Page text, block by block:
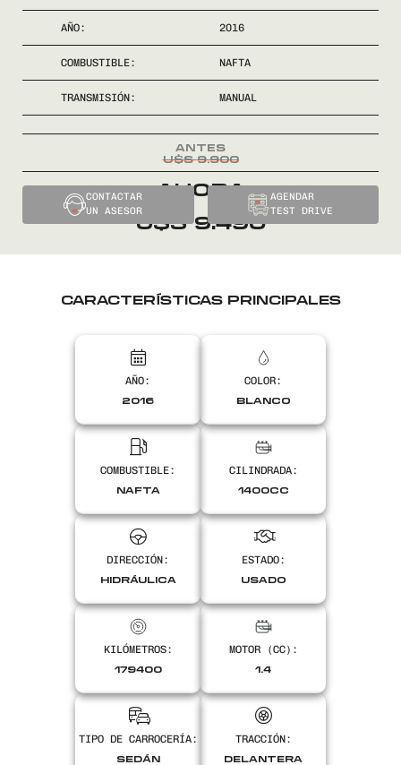
VENDÉ
FINANCIÁ
CONTACTO
AÑO: 2016
COMBUSTIBLE: NAFTA
TRANSMISIÓN: MANUAL
U$S9.900
El
precio
original
9.900.
U$S9.490El
precio
U$S
9.490.
CONTACTAR
UN ASESOR
AGENDAR
TEST DRIVE
CARACTERÍSTICAS PRINCIPALES
AÑO:
2016
COLOR:
BLANCO
COMBUSTIBLE:
NAFTA
CILINDRADA:
1400CC
DIRECCIÓN:
HIDRÁULICA
ESTADO:
USADO
KILÓMETROS:
179400
MOTOR (CC):
1.4
TIPO DE CARROCERÍA:
SEDÁN
TRACCIÓN:
DELANTERA